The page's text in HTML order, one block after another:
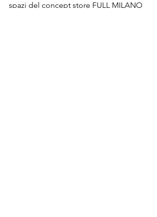
spazi del concept store FULL MILANO